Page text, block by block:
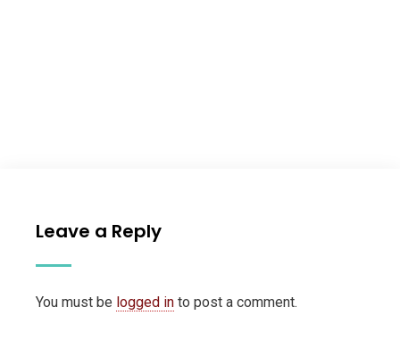
Leave a Reply
You must be logged in to post a comment.